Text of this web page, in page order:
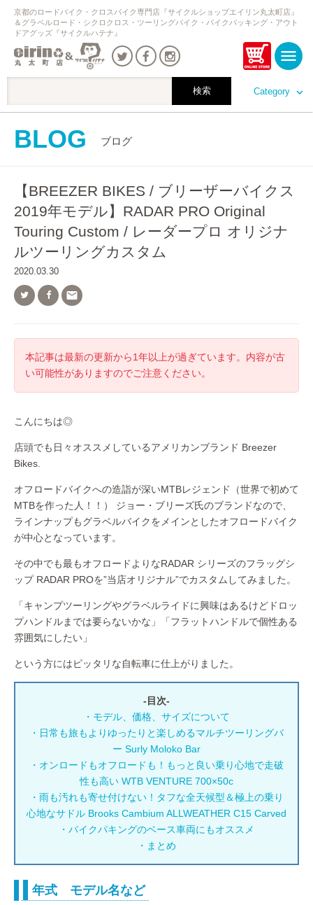
Category
京都のロードバイク・クロスバイク専門店『サイクルショップエイリン丸太町店』
＆グラベルロード・シクロクロス・ツーリングバイク・バイクパッキング・アウト
ドアグッズ『サイクルハテナ』
BLOG ブログ
【BREEZER BIKES / ブリーザーバイクス
2019年モデル】RADAR PRO Original
Touring Custom / レーダープロ オリジナ
ルツーリングカスタム
2020.03.30

本記事は最新の更新から1年以上が過ぎています。内容が古
い可能性がありますのでご注意ください。
こんにちは◎
店頭でも日々オススメしているアメリカンブランド Breezer
Bikes.
オフロードバイクへの造詣が深いMTBレジェンド（世界で初めて
MTBを作った人！！） ジョー・ブリーズ氏のブランドなので、
ラインナップもグラベルバイクをメインとしたオフロードバイク
が中心となっています。
その中でも最もオフロードよりなRADAR シリーズのフラッグシ
ップ RADAR PROを”当店オリジナル”でカスタムしてみました。
「キャンプツーリングやグラベルライドに興味はあるけどドロッ
プハンドルまでは要らないかな」「フラットハンドルで個性ある
雰囲気にしたい」
という方にはピッタリな自転車に仕上がりました。
-目次-
・モデル、価格、サイズについて
・日常も旅もよりゆったりと楽しめるマルチツーリングバ
ー Surly Moloko Bar
・オンロードもオフロードも！もっと良い乗り心地で走破
性も高い WTB VENTURE 700×50c
・雨も汚れも寄せ付けない！タフな全天候型＆極上の乗り
心地なサドル Brooks Cambium ALLWEATHER C15 Carved
・バイクパキングのベース車両にもオススメ
・まとめ
年式 モデル名など